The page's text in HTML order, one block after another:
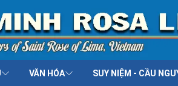
VĂN HÓA SUY NIỆM - CẦU